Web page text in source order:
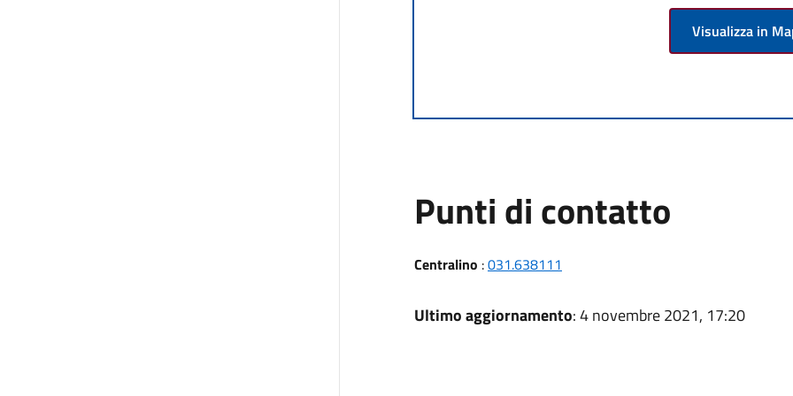
Visualizza in
Punti di contatto
Centralino :031.638111
Ultimo aggiornamento: 4 novembre 2021, 17:20